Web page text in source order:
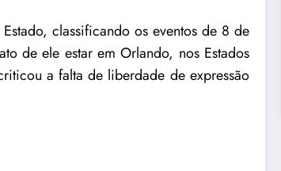
classificando os eventos de 8 de
de ele estar em Orlando, nos Estados
a falta de liberdade de expressão